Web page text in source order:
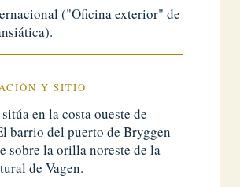
("Oficina exterior" de
Y SITIO
en la costa oueste de
barrio del puerto de Bryggen
sobre la orilla noreste de la
de Vagen.